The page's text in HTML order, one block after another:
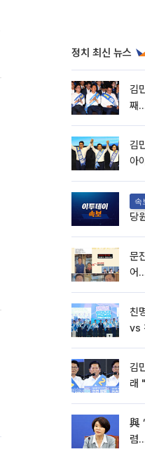
정치 최신 뉴스
김
째
김
아
속
당
문
어
친
vs
김
래
與
렴